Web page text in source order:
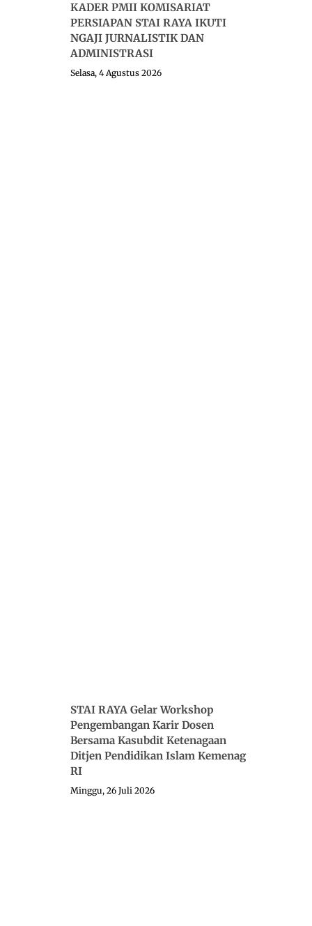
KADER PMII KOMISARIAT
PERSIAPAN STAI RAYA IKUTI
NGAJI JURNALISTIK DAN
ADMINISTRASI
Selasa, 4 Agustus 2026
STAI RAYA Gelar Workshop
Pengembangan Karir Dosen
Bersama Kasubdit Ketenagaan
Ditjen Pendidikan Islam Kemenag
RI
Minggu, 26 Juli 2026